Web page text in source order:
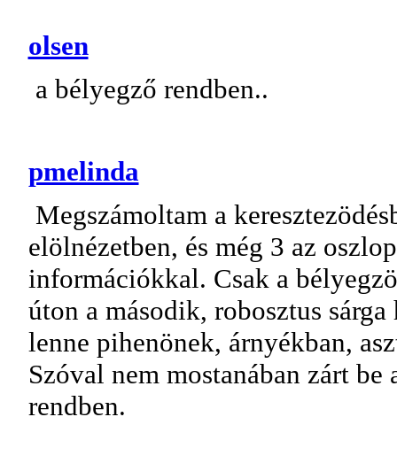
olsen
a bélyegző rendben..
pmelinda
Megszámoltam a
elölnézetben, és még 3 az
információkkal. Csak a
úton a második, robosztus
lenne pihenönek, árnyékban,
Szóval nem mostanában zárt
rendben.